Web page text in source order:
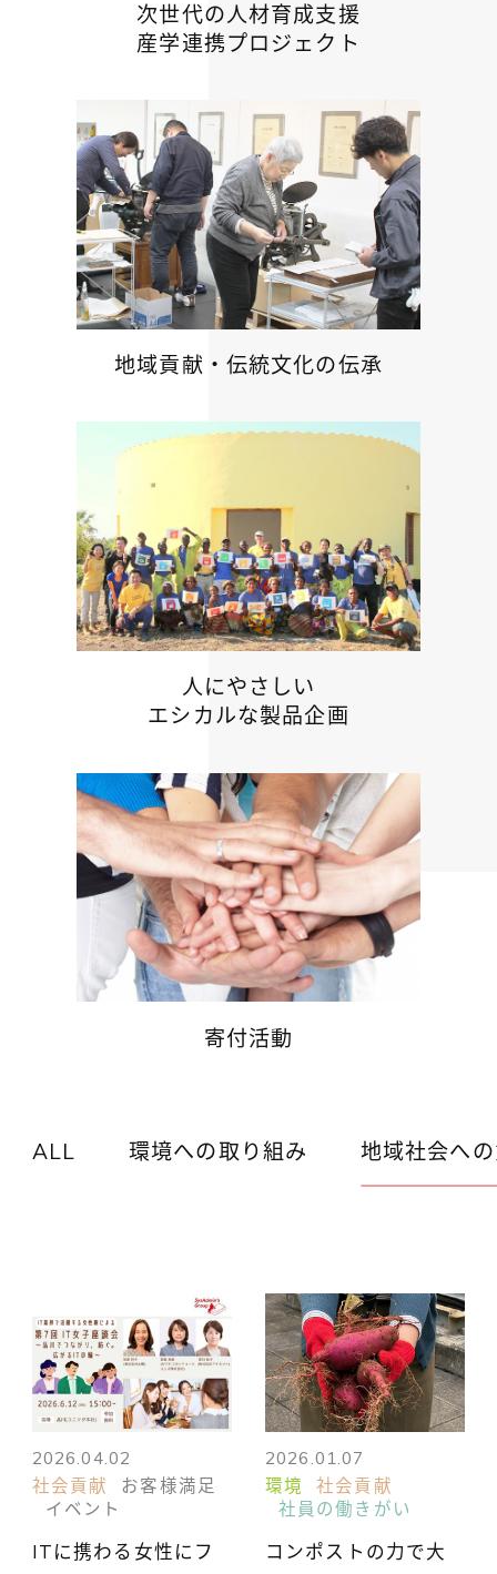
次世代の人材育成支援
産学連携プロジェクト
地域貢献・伝統文化の伝承
人にやさしい
エシカルな製品企画
寄付活動
ALL 環境への取り組み 地域社会へ
2026.04.02
社会貢献
お客様満足
イベント
ITに携わる女性にフ
2026.01.07
環境
社会貢献
社員の働きがい
コンポストの力で大